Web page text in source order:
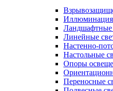
Иллюминация
Ландшафтные
Линейные
Настенно-
Настольные
Опоры
Переносные